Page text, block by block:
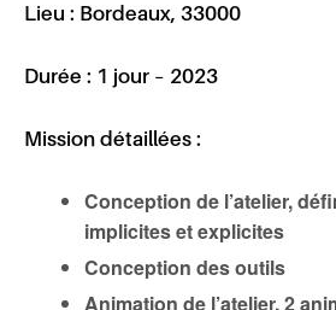
Lieu : Bordeaux, 33000
Durée : 1 jour – 2023
Mission détaillées :
Conception de l’atelier,
implicites et explicites
Conception des outils
Animation de l’atelier, 2